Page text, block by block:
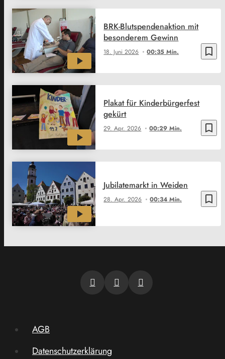
bookmark_border
18. Juni 2026 00:35 Min.
BRK-Blutspendenaktion mit
besonderem Gewinn
bookmark_border
29. Apr. 2026 00:29 Min.
Plakat für Kinderbürgerfest
gekürt
bookmark_border
28. Apr. 2026 00:34 Min.
Jubilatemarkt in Weiden
AGB
Datenschutzerklärung